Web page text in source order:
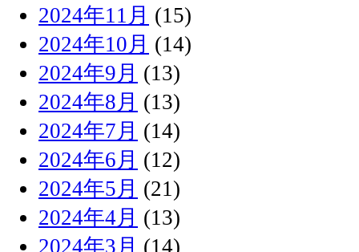
2024年11月 (15)
2024年10月 (14)
2024年9月 (13)
2024年8月 (13)
2024年7月 (14)
2024年6月 (12)
2024年5月 (21)
2024年4月 (13)
2024年3月 (14)